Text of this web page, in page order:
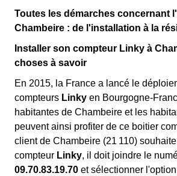
Toutes les démarches concernant
Chambeire : de l'installation à la
Installer son compteur Linky à
choses à savoir
En 2015, la France a lancé le
compteurs Linky en Bourgogne-
habitantes de Chambeire et les
peuvent ainsi profiter de ce boitier
client de Chambeire (21 110)
compteur Linky, il doit joindre le
09.70.83.19.70 et sélectionner